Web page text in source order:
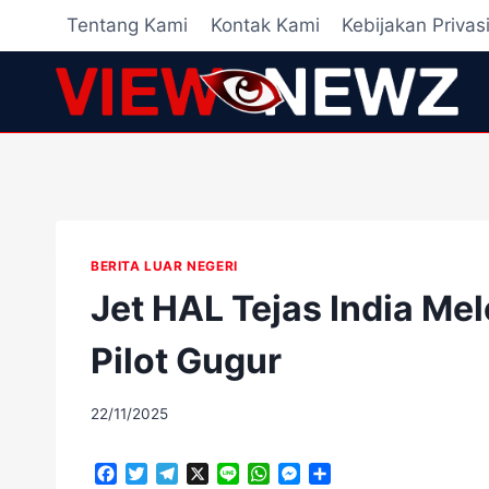
content
Tentang Kami Kontak Kami Kebijakan Privasi
BERITA LUAR NEGERI
Jet HAL Tejas India
Pilot Gugur
By
22/11/2025
W
M